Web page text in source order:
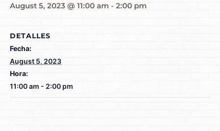
August 5, 2023 @ 11:00 am - 2:00 pm
DETALLES
Fecha:
August 5, 2023
Hora:
11:00 am - 2:00 pm